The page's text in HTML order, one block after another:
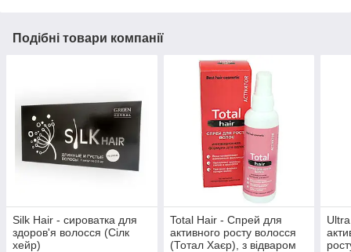
Подібні товари компанії
Silk Hair - сироватка для
здоров'я волосся (Сілк
хейр)
Total Hair - Спрей для
активного росту волосся
(Тотал Хаєр), з відваром